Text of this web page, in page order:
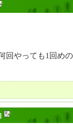
回やっても1回め
]